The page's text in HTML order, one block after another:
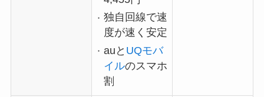
独自回線で速
度が速く安定
auと UQモバ
イルのスマホ
割